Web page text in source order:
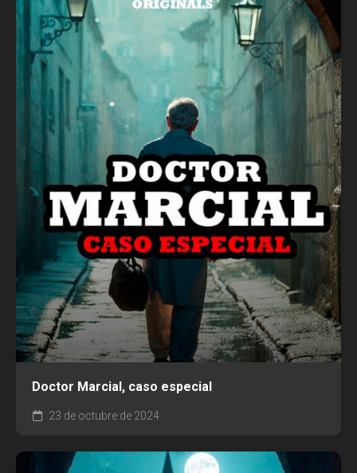
Doctor Marcial, caso especial
23 de octubre de 2024